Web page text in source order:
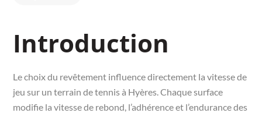
Introduction
Le choix du revêtement influence directement la vitesse de
jeu sur un terrain de tennis à Hyères. Chaque surface
modifie la vitesse de rebond, l’adhérence et l’endurance des